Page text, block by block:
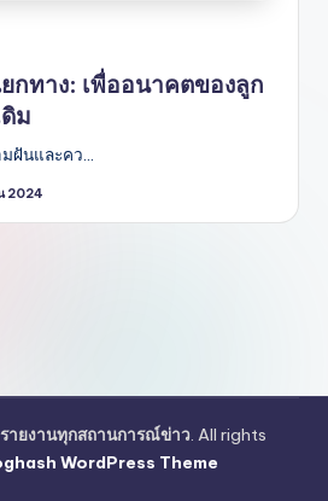
กทาง: เพื่ออนาคตของลูก
ม
ฝันและคว…
2024
รายงานทุกสถานการณ์ข่าว. All rights
WordPress Theme